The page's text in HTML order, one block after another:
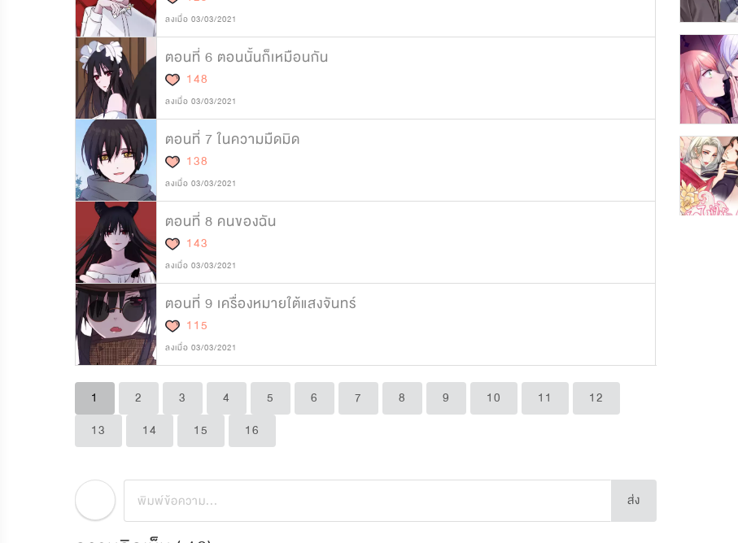
ลงเมื่อ 03/03/2021
ตอนที่ 6 ตอนนั้นก็เหมือนกัน
148
ลงเมื่อ 03/03/2021
ตอนที่ 7 ในความมืดมิด
138
ลงเมื่อ 03/03/2021
ตอนที่ 8 คนของฉัน
143
ลงเมื่อ 03/03/2021
ตอนที่ 9 เครื่องหมายใต้แสงจันทร์
115
ลงเมื่อ 03/03/2021
1 2 3 4 5 6 7 8 9 10 11
12
13
14 15 16
ส่ง